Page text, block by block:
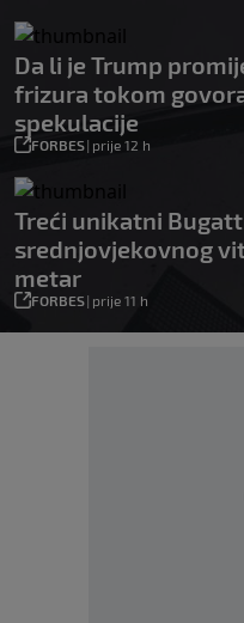
Da li je Trump
frizura tokom
spekulacije
FORBES| prije 12 h
Treći unikatni
srednjovjekovnog
metar
FORBES| prije 11 h